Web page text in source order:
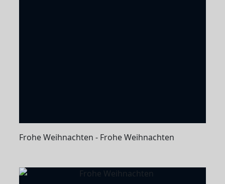
Frohe Weihnachten - Frohe Weihnachten